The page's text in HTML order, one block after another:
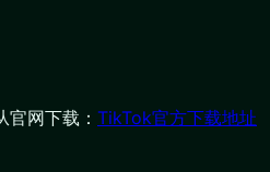
网下载： TikTok官方下载地址